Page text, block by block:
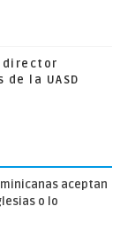
director
la UASD
aceptan
o lo